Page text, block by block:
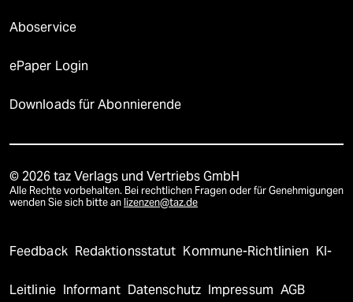
Aboservice
ePaper Login
Downloads für Abonnierende
© 2026 taz Verlags und Vertriebs GmbH
Alle Rechte vorbehalten. Bei rechtlichen Fragen oder für Genehmigungen
wenden Sie sich bitte an lizenzen@taz.de
Feedback Redaktionsstatut Kommune-Richtlinien KI-
Leitlinie Informant Datenschutz Impressum AGB